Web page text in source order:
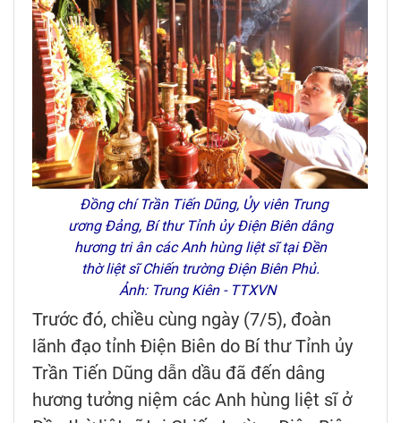
Đồng chí Trần Tiến Dũng, Ủy viên Trung
ương Đảng, Bí thư Tỉnh ủy Điện Biên dâng
hương tri ân các Anh hùng liệt sĩ tại Đền
thờ liệt sĩ Chiến trường Điện Biên Phủ.
Ảnh: Trung Kiên - TTXVN
Trước đó, chiều cùng ngày (7/5), đoàn
lãnh đạo tỉnh Điện Biên do Bí thư Tỉnh ủy
Trần Tiến Dũng dẫn dầu đã đến dâng
hương tưởng niệm các Anh hùng liệt sĩ ở